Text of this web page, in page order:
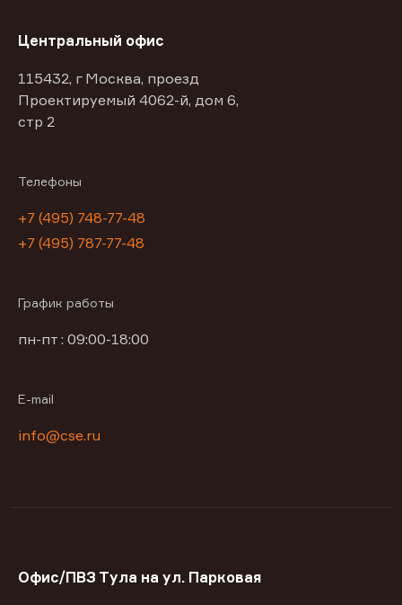
Центральный офис
115432, г Москва, проезд
Проектируемый 4062-й, дом 6,
стр 2
Телефоны
+7 (495) 748-77-48
+7 (495) 787-77-48
График работы
пн-пт : 09:00-18:00
E-mail
info@cse.ru
Офис/ПВЗ Тула на ул. Парковая